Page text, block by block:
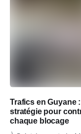
Trafics en Guyane
stratégie pour
chaque blocage